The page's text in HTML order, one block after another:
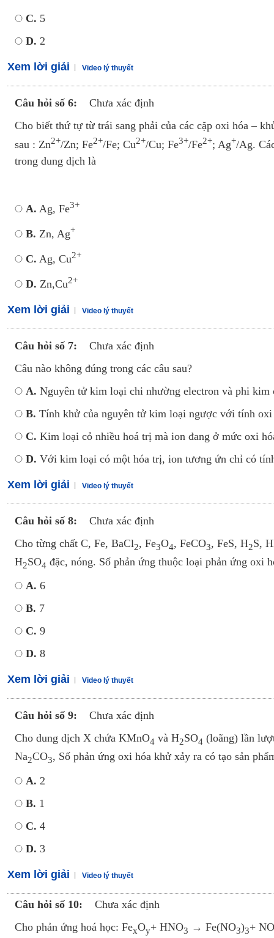
C. 5
D. 2
Xem lời giải Video lý thuyết
Câu hỏi số 6:
Chưa xác định
Cho biết thứ tự từ trái sang phải của các cặp oxi hóa –
sau : Zn2+/Zn; Fe2+/Fe; Cu2+/Cu; Fe3+/Fe2+; Ag+/Ag.
trong dung dịch là
A. Ag, Fe3+
B. Zn, Ag+
C. Ag, Cu2+
D. Zn,Cu2+
Xem lời giải Video lý thuyết
Câu hỏi số 7:
Chưa xác định
Câu nào không đúng trong các câu sau?
A. Nguyên tử kim loại chi nhường electron và phi kim
B. Tính khử của nguyên tử kim loại ngược với tính
C. Kim loại cỏ nhiều hoá trị mà ion đang ở mức oxi
D. Với kim loại có một hóa trị, ion tương ứn chỉ có
Xem lời giải Video lý thuyết
Câu hỏi số 8:
Chưa xác định
Cho từng chất C, Fe, BaCl2, Fe3O4, FeCO3, FeS, H2S,
H2SO4 đặc, nóng. Số phản ứng thuộc loại phản ứng oxi
A. 6
B. 7
C. 9
D. 8
Xem lời giải Video lý thuyết
Câu hỏi số 9:
Chưa xác định
Cho dung dịch X chứa KMnO4 và H2SO4 (loãng) lần
Na2CO3, Số phản ứng oxi hóa khử xảy ra có tạo sản
A. 2
B. 1
C. 4
D. 3
Xem lời giải Video lý thuyết
Câu hỏi số 10:
Chưa xác định
Cho phản ứng hoá học: FexOy+ HNO3 → Fe(NO3)3+ NO